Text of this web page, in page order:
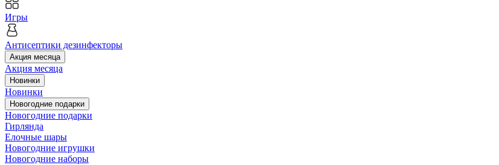
Игры
Антисептики дезинфекторы
Акция месяца
Акция месяца
Новинки
Новинки
Новогодние подарки
Новогодние подарки
Гирлянда
Елочные шары
Новогодние игрушки
Новогодние наборы